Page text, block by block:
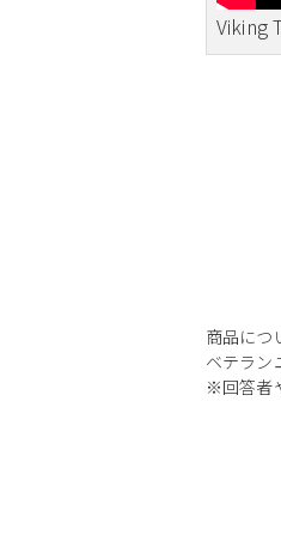
Viking
商品につ
ベテラン
※回答者